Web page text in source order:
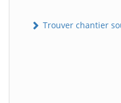
Trouver chantier